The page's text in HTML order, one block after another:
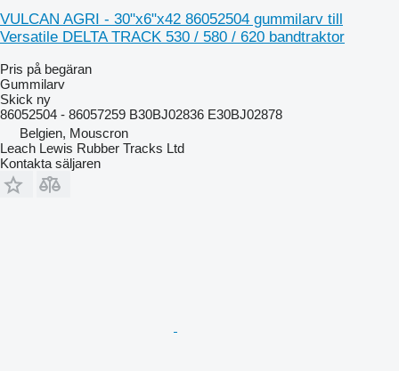
VULCAN AGRI - 30"x6"x42 86052504 gummilarv till
Versatile DELTA TRACK 530 / 580 / 620 bandtraktor
Pris på begäran
Gummilarv
Skick ny
86052504 - 86057259 B30BJ02836 E30BJ02878
Belgien, Mouscron
Leach Lewis Rubber Tracks Ltd
Kontakta säljaren